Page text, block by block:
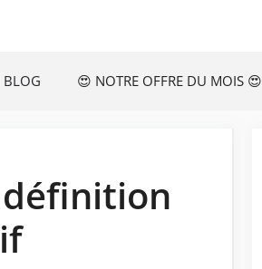
BLOG 😍 NOTRE OFFRE DU MOIS 😍
définition